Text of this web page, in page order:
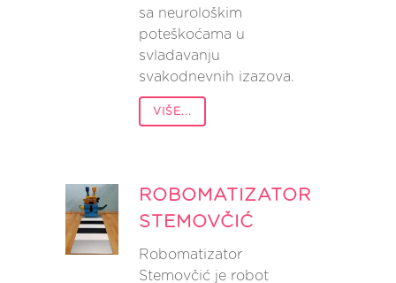
sa neurološkim
poteškoćama u
svladavanju
svakodnevnih izazova.
VIŠE...
ROBOMATIZATOR
STEMOVČIĆ
Robomatizator
Stemovčić je robot